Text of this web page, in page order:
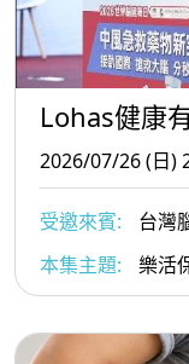
Lohas健康
2026/07/26 (日)
受邀來賓:
台灣
本集主題:
樂活